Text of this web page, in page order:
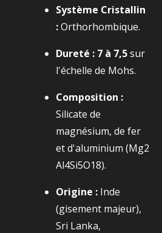
Système Cristallin
:Orthorhombique.
Dureté : 7 à 7,5sur
l'échelle de Mohs.
Composition :
Silicate de
magnésium, de fer
et d'aluminium (Mg2​
Al4​Si5​O18​).
Origine : Inde
(gisement majeur),
Sri Lanka,